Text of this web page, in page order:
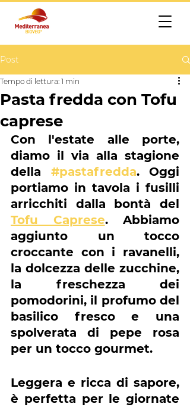
Post
Pasta fredda con Tofu
caprese
Tempo di lettura: 1 min
Con l'estate alle porte,
diamo il via alla stagione
della #pastafredda. Oggi
portiamo in tavola i fusilli
Tofu Caprese. Abbiamo
aggiunto un tocco
croccante con i ravanelli,
la dolcezza delle zucchine,
la freschezza dei
pomodorini, il profumo del
basilico fresco e una
spolverata di pepe rosa
per un tocco gourmet.
Leggera e ricca di sapore,
è perfetta per le giornate